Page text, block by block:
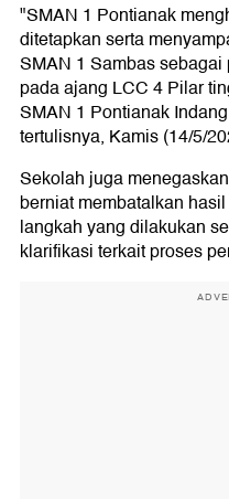
"SMAN 1 Pontianak
ditetapkan serta
SMAN 1 Sambas
pada ajang LCC 4 Pilar
SMAN 1 Pontianak
tertulisnya, Kamis (14/5/
Sekolah juga
berniat membatalkan
langkah yang dilakukan
klarifikasi terkait proses